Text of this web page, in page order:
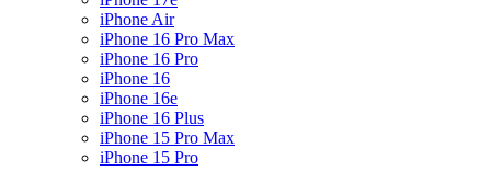
iPhone Air
iPhone 16 Pro Max
iPhone 16 Pro
iPhone 16
iPhone 16e
iPhone 16 Plus
iPhone 15 Pro Max
iPhone 15 Pro